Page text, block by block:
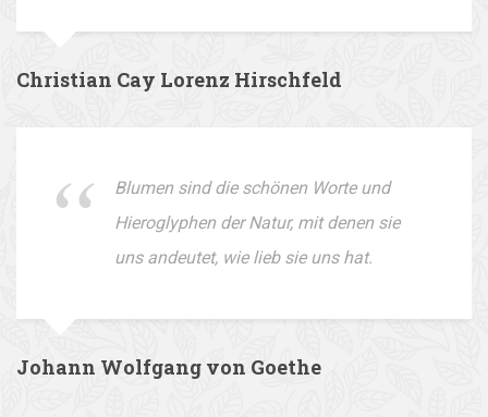
Christian Cay Lorenz Hirschfeld
Blumen sind die schönen Worte und
Hieroglyphen der Natur, mit denen sie
uns andeutet, wie lieb sie uns hat.
Johann Wolfgang von Goethe